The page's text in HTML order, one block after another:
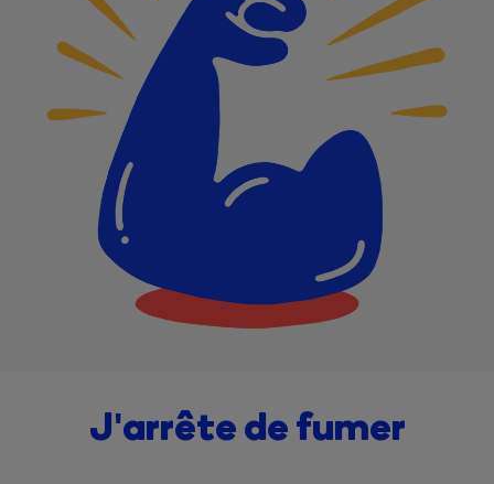
J'arrête de fumer